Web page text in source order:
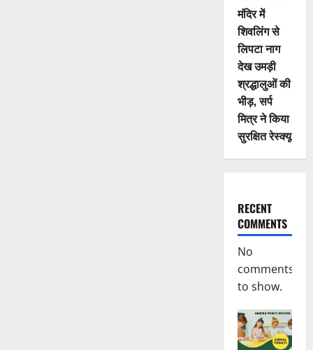
मंदिर में
शिवलिंग से
लिपटा नाग
देख उमड़ी
श्रद्धालुओं की
भीड़, सर्प
मित्र ने किया
सुरक्षित रेस्क्यू
RECENT
COMMENTS
No
comments
to show.